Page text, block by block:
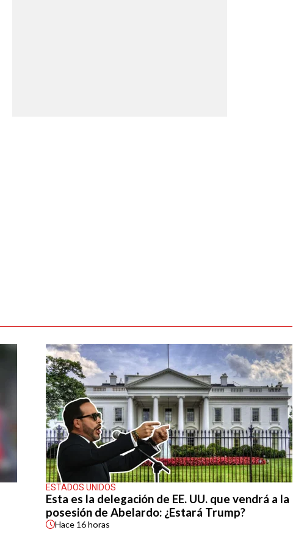
ESTADOS UNIDOS
Esta es la delegación de EE. UU. que vendrá a la
posesión de Abelardo: ¿Estará Trump?
Hace 16 horas